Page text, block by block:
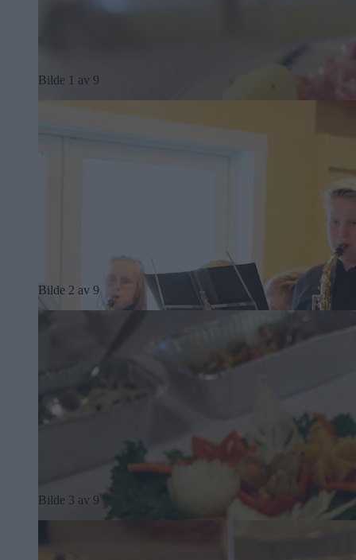
Bilde 1 av 9
Bilde 2 av 9
Bilde 3 av 9